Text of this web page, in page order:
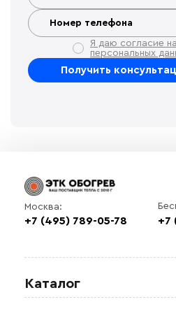
Я даю согласие
персональных
Москва:
+7 (495) 789-05-78 +7
Каталог